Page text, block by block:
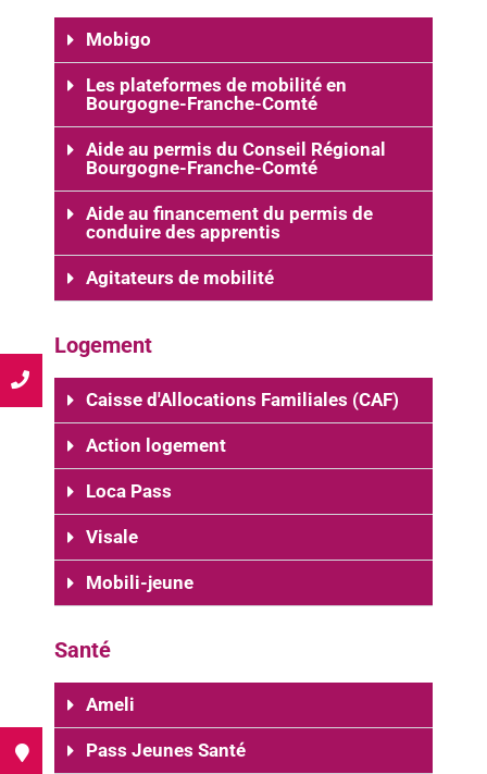
Mobigo
Les plateformes de mobilité en
Bourgogne-Franche-Comté
Aide au permis du Conseil Régional
Bourgogne-Franche-Comté
Aide au financement du permis de
conduire des apprentis
Agitateurs de mobilité
Logement
Caisse d'Allocations Familiales (CAF)
Action logement
Loca Pass
Visale
Mobili-jeune
Santé
Ameli
Pass Jeunes Santé